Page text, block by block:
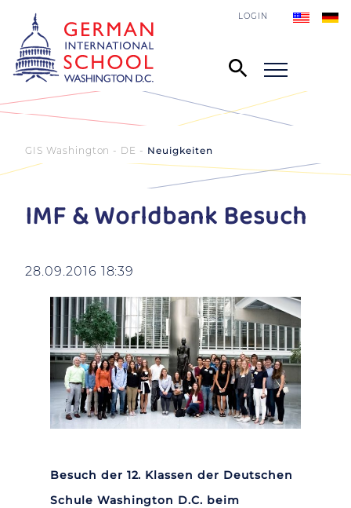
LOGIN
GIS Washington - DE Neuigkeiten
IMF & Worldbank Besuch
28.09.2016 18:39
Besuch der 12. Klassen der Deutschen
Schule Washington D.C. beim